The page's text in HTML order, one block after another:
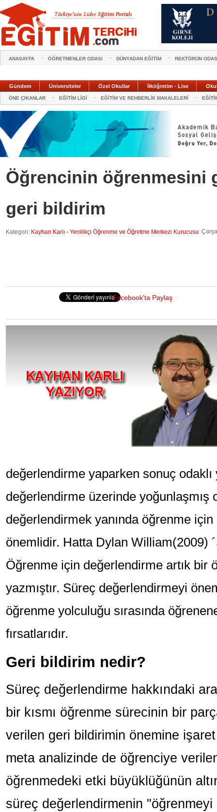
ANASAYFA ÖĞRETMENLER ODASI DÜNYADAN EĞİTİM REKTÖRÜN
Gündem Üniversiteler Özel Okullar İlköğretim - Lise
ÖNE ÇIKANLAR EĞİTİM LİGİ EĞİTİM VE REHBERLİK MAKALELERİ
Öğrencinin öğrenmesini
geri bildirim
Kategori: Kayhan Karlı - Yenilikçi Öğrenme ve Öğretme Merkezi Kurucusu
Facebook'ta Paylaş
değerlendirme yaparken sonuç
değerlendirme üzerinde yoğunlaşmış
değerlendirmek yanında öğrenme
önemlidir. Hatta Dylan William(2009)
Öğrenme için değerlendirme artık bir
yazmıştır. Süreç değerlendirmeyi
öğrenme yolculuğu sırasında
fırsatlarıdır.
Geri bildirim nedir?
Süreç değerlendirme hakkındaki
bir kısmı öğrenme sürecinin bir
verilen geri bildirimin önemine
meta analizinde de öğrenciye
öğrenmedeki etki büyüklüğünün
süreç değerlendirmenin